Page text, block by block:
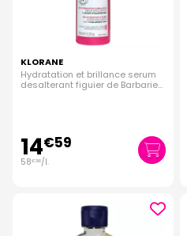
KLORANE
Hydratation et brillance serum
desalterant figuier de Barbarie
14€59
58€36/l.